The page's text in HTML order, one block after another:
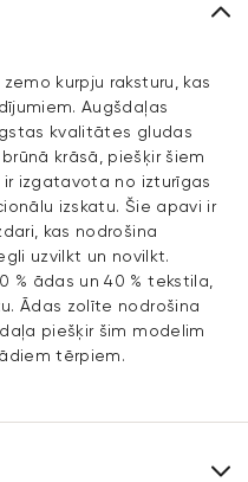
kurpju raksturu, kas
Augšdaļas
kvalitātes gludas
krāsā, piešķir šiem
izgatavota no izturīgas
izskatu. Šie apavi ir
kas nodrošina
uzvilkt un novilkt.
% ādas un 40 % tekstila,
Ādas zolīte nodrošina
piešķir šim modelim
tērpiem.